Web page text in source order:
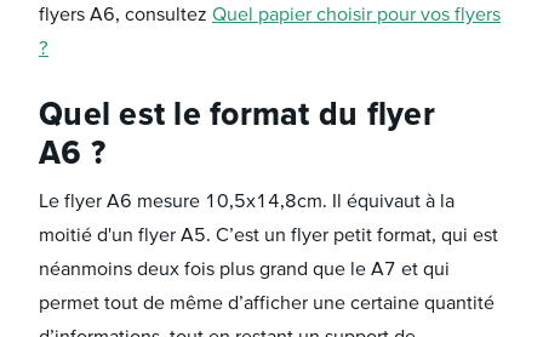
flyers A6, consultez Quel papier choisir pour vos flyers
?
Quel est le format du flyer
A6 ?
Le flyer A6 mesure 10,5x14,8cm. Il équivaut à la
moitié d'un flyer A5. C’est un flyer petit format, qui est
néanmoins deux fois plus grand que le A7 et qui
permet tout de même d’afficher une certaine quantité